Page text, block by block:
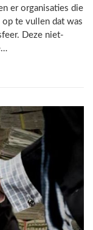
er organisaties die
te vullen dat was
Deze niet-